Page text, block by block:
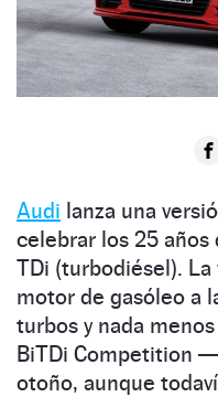
Audi lanza una
celebrar los 25
TDi (turbodiésel).
motor de gasóleo a
turbos y nada
BiTDi Competition
otoño, aunque